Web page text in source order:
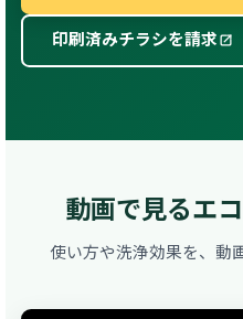
印刷済みチラシを請求
動画で見るエ
使い方や洗浄効果を、動